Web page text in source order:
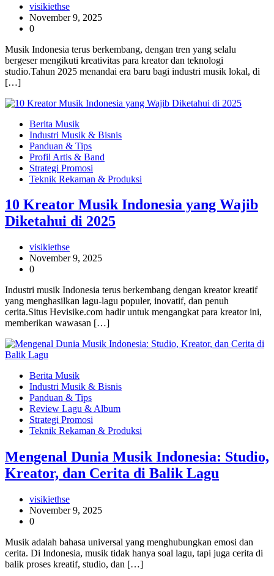
visikiethse
November 9, 2025
0
Musik Indonesia terus berkembang, dengan tren yang selalu
bergeser mengikuti kreativitas para kreator dan teknologi
studio.Tahun 2025 menandai era baru bagi industri musik lokal, di
[…]
Berita Musik
Industri Musik & Bisnis
Panduan & Tips
Profil Artis & Band
Strategi Promosi
Teknik Rekaman & Produksi
10 Kreator Musik Indonesia yang Wajib
Diketahui di 2025
visikiethse
November 9, 2025
0
Industri musik Indonesia terus berkembang dengan kreator kreatif
yang menghasilkan lagu-lagu populer, inovatif, dan penuh
cerita.Situs Hevisike.com hadir untuk mengangkat para kreator ini,
memberikan wawasan […]
Berita Musik
Industri Musik & Bisnis
Panduan & Tips
Review Lagu & Album
Strategi Promosi
Teknik Rekaman & Produksi
Mengenal Dunia Musik Indonesia: Studio,
Kreator, dan Cerita di Balik Lagu
visikiethse
November 9, 2025
0
Musik adalah bahasa universal yang menghubungkan emosi dan
cerita. Di Indonesia, musik tidak hanya soal lagu, tapi juga cerita di
balik proses kreatif, studio, dan […]